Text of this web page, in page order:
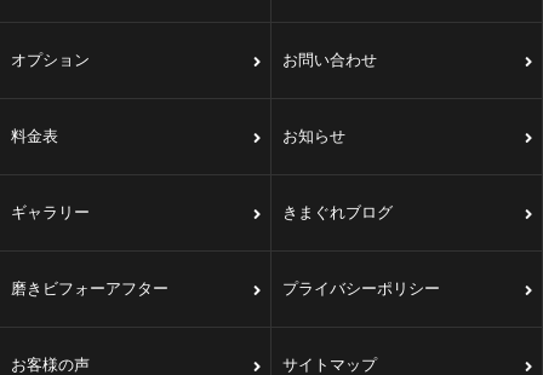
オプション お問い合わせ
料金表 お知らせ
ギャラリー きまぐれブログ
磨きビフォーアフター プライバシーポリシー
お客様の声 サイトマップ